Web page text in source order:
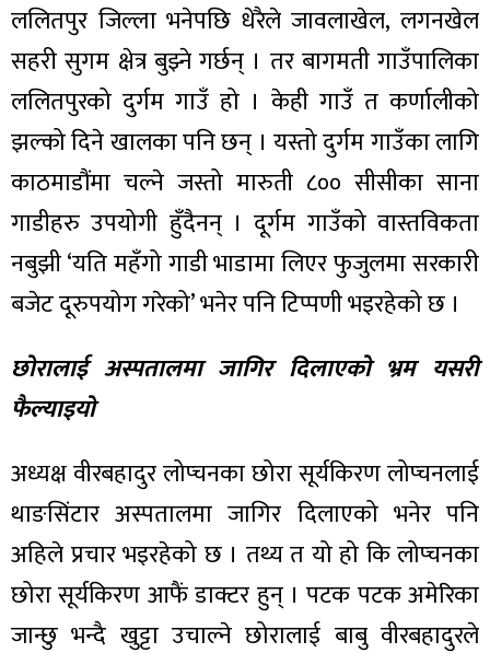
ललितपुर जिल्ला भनेपछि धेरैले जावलाखेल, लगनखेल
सहरी सुगम क्षेत्र बुझ्ने गर्छन् । तर बागमती गाउँपालिका
ललितपुरको दुर्गम गाउँ हो । केही गाउँ त कर्णालीको
झल्को दिने खालका पनि छन् । यस्तो दुर्गम गाउँका लागि
काठमाडौंमा चल्ने जस्तो मारुती ८०० सीसीका साना
गाडीहरु उपयोगी हुँदैनन् । दूर्गम गाउँको वास्तविकता
नबुझी ‘यति महँगो गाडी भाडामा लिएर फुजुलमा सरकारी
बजेट दूरुपयोग गरेको’ भनेर पनि टिप्पणी भइरहेको छ ।
छोरालाई अस्पतालमा जागिर दिलाएको भ्रम यसरी
फैल्याइयो
अध्यक्ष वीरबहादुर लोप्चनका छोरा सूर्यकिरण लोप्चनलाई
थाङसिंटार अस्पतालमा जागिर दिलाएको भनेर पनि
अहिले प्रचार भइरहेको छ । तथ्य त यो हो कि लोप्चनका
छोरा सूर्यकिरण आफैं डाक्टर हुन् । पटक पटक अमेरिका
जान्छु भन्दै खुट्टा उचाल्ने छोरालाई बाबु वीरबहादुरले